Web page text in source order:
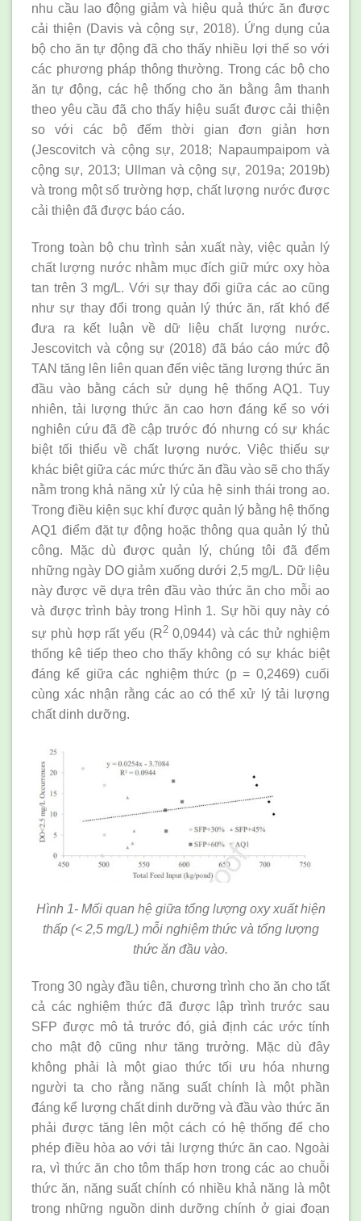
nhu cầu lao động giảm và hiệu quả thức ăn được
cải thiện (Davis và cộng sự, 2018). Ứng dụng của
bộ cho ăn tự động đã cho thấy nhiều lợi thế so với
các phương pháp thông thường. Trong các bộ cho
ăn tự động, các hệ thống cho ăn bằng âm thanh
theo yêu cầu đã cho thấy hiệu suất được cải thiện
so với các bộ đếm thời gian đơn giản hơn
(Jescovitch và cộng sự, 2018; Napaumpaipom và
cộng sự, 2013; Ullman và cộng sự, 2019a; 2019b)
và trong một số trường hợp, chất lượng nước được
cải thiện đã được báo cáo.
Trong toàn bộ chu trình sản xuất này, việc quản lý
chất lượng nước nhằm mục đích giữ mức oxy hòa
tan trên 3 mg/L. Với sự thay đổi giữa các ao cũng
như sự thay đổi trong quản lý thức ăn, rất khó để
đưa ra kết luận về dữ liệu chất lượng nước.
Jescovitch và cộng sự (2018) đã báo cáo mức độ
TAN tăng lên liên quan đến việc tăng lượng thức ăn
đầu vào bằng cách sử dụng hệ thống AQ1. Tuy
nhiên, tải lượng thức ăn cao hơn đáng kể so với
nghiên cứu đã đề cập trước đó nhưng có sự khác
biệt tối thiểu về chất lượng nước. Việc thiếu sự
khác biệt giữa các mức thức ăn đầu vào sẽ cho thấy
nằm trong khả năng xử lý của hệ sinh thái trong ao.
Trong điều kiện sục khí được quản lý bằng hệ thống
AQ1 điểm đặt tự động hoặc thông qua quản lý thủ
công. Mặc dù được quản lý, chúng tôi đã đếm
những ngày DO giảm xuống dưới 2,5 mg/L. Dữ liệu
này được vẽ dựa trên đầu vào thức ăn cho mỗi ao
và được trình bày trong Hình 1. Sự hồi quy này có
sự phù hợp rất yếu (R2 0,0944) và các thử nghiệm
thống kê tiếp theo cho thấy không có sự khác biệt
đáng kể giữa các nghiệm thức (p = 0,2469) cuối
cùng xác nhận rằng các ao có thể xử lý tải lượng
chất dinh dưỡng.
Hình 1- Mối quan hệ giữa tổng lượng oxy xuất hiện
thấp (< 2,5 mg/L) mỗi nghiệm thức và tổng lượng
thức ăn đầu vào.
Trong 30 ngày đầu tiên, chương trình cho ăn cho tất
cả các nghiệm thức đã được lập trình trước sau
SFP được mô tả trước đó, giả định các ước tính
cho mật độ cũng như tăng trưởng. Mặc dù đây
không phải là một giao thức tối ưu hóa nhưng
người ta cho rằng năng suất chính là một phần
đáng kể lượng chất dinh dưỡng và đầu vào thức ăn
phải được tăng lên một cách có hệ thống để cho
phép điều hòa ao với tải lượng thức ăn cao. Ngoài
ra, vì thức ăn cho tôm thấp hơn trong các ao chuỗi
thức ăn, năng suất chính có nhiều khả năng là một
trong những nguồn dinh dưỡng chính ở giai đoạn